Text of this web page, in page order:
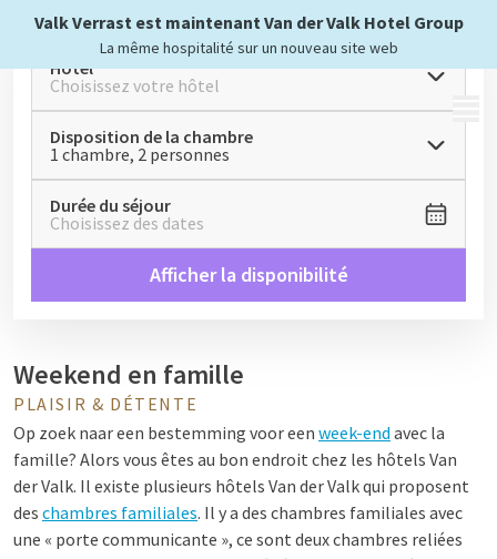
Valk Verrast est maintenant Van der Valk Hotel Group
La même hospitalité sur un nouveau site web
MENU
Hôtel
Choisissez votre hôtel
Disposition de la chambre
1 chambre, 2 personnes
Durée du séjour
Choisissez des dates
Afficher la disponibilité
Weekend en famille
PLAISIR & DÉTENTE
Op zoek naar een bestemming voor een week-end avec la
famille? Alors vous êtes au bon endroit chez les hôtels Van
der Valk. Il existe plusieurs hôtels Van der Valk qui proposent
des chambres familiales. Il y a des chambres familiales avec
une « porte communicante », ce sont deux chambres reliées